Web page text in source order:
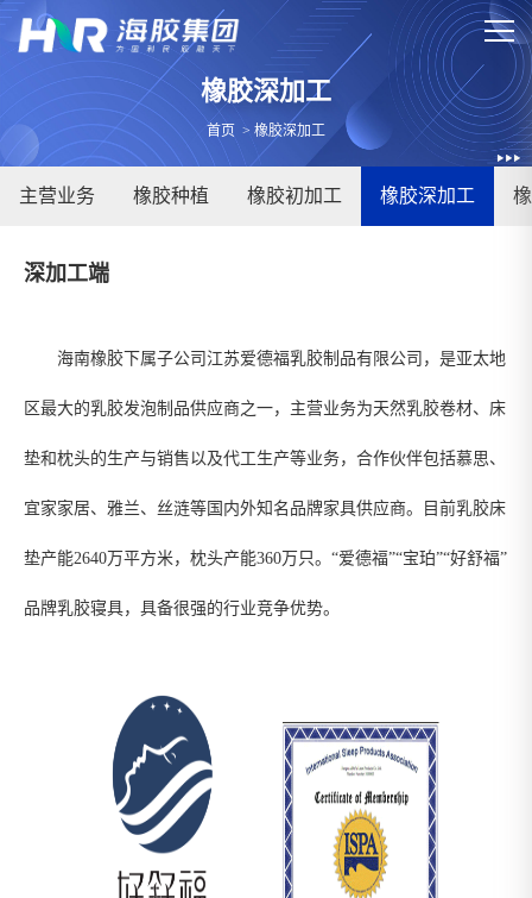
橡胶深加工
首页 > 橡胶深加工
主营业务 橡胶种植 橡胶初加工 橡胶深加工
深加工端
海南橡胶下属子公司江苏爱德福乳胶制品有限公司，是亚太地
区最大的乳胶发泡制品供应商之一，主营业务为天然乳胶卷材、床
垫和枕头的生产与销售以及代工生产等业务，合作伙伴包括慕思、
宜家家居、雅兰、丝涟等国内外知名品牌家具供应商。目前乳胶床
垫产能2640万平方米，枕头产能360万只。“爱德福”“宝珀”“好舒福”
品牌乳胶寝具，具备很强的行业竞争优势。